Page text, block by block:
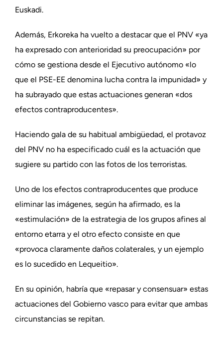
Euskadi.
Además, Erkoreka ha vuelto a destacar que el PNV «ya
ha expresado con anterioridad su preocupación» por
cómo se gestiona desde el Ejecutivo autónomo «lo
que el PSE-EE denomina lucha contra la impunidad» y
ha subrayado que estas actuaciones generan «dos
efectos contraproducentes».
Haciendo gala de su habitual ambigüedad, el protavoz
del PNV no ha especificado cuál es la actuación que
sugiere su partido con las fotos de los terroristas.
Uno de los efectos contraproducentes que produce
eliminar las imágenes, según ha afirmado, es la
«estimulación» de la estrategia de los grupos afines al
entorno etarra y el otro efecto consiste en que
«provoca claramente daños colaterales, y un ejemplo
es lo sucedido en Lequeitio».
En su opinión, habría que «repasar y consensuar» estas
actuaciones del Gobierno vasco para evitar que ambas
circunstancias se repitan.